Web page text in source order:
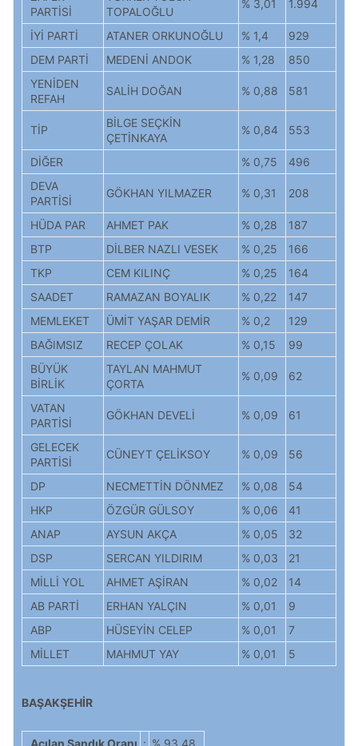
PARTİSİ
TOPALOĞLU
% 3,01 1.994
İYİ PARTİ ATANER ORKUNOĞLU % 1,4
929
DEM PARTİ
MEDENİ ANDOK % 1,28
850
YENİDEN
REFAH
SALİH DOĞAN % 0,88 581
TİP
BİLGE SEÇKİN
ÇETİNKAYA
% 0,84 553
DİĞER % 0,75
496
DEVA
PARTİSİ
GÖKHAN YILMAZER % 0,31 208
HÜDA PAR AHMET PAK % 0,28
187
BTP
DİLBER NAZLI VESEK % 0,25
166
TKP
CEM KILINÇ % 0,25
164
SAADET
RAMAZAN BOYALIK % 0,22
147
MEMLEKET
ÜMİT YAŞAR DEMİR % 0,2
129
BAĞIMSIZ
RECEP ÇOLAK % 0,15
99
BÜYÜK
BİRLİK
TAYLAN MAHMUT
ÇORTA
% 0,09 62
VATAN
PARTİSİ
GÖKHAN DEVELİ % 0,09 61
GELECEK
PARTİSİ
CÜNEYT ÇELİKSOY % 0,09 56
DP NECMETTİN DÖNMEZ % 0,08
54
HKP
ÖZGÜR GÜLSOY % 0,06
41
ANAP
AYSUN AKÇA % 0,05
32
DSP
SERCAN YILDIRIM % 0,03
21
MİLLİ YOL
AHMET AŞİRAN % 0,02
14
AB PARTİ
ERHAN YALÇIN % 0,01
9
ABP
HÜSEYİN CELEP % 0,01
7
MİLLET
MAHMUT YAY % 0,01 5
BAŞAKŞEHİR
Açılan Sandık Oranı : % 93,48